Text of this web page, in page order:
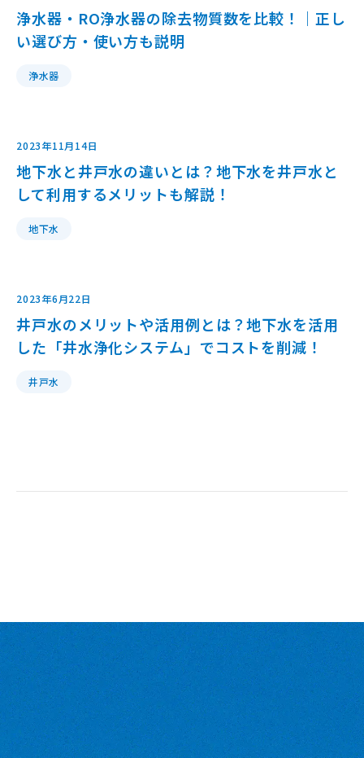
浄水器・RO浄水器の除去物質数を比較！｜正し
い選び方・使い方も説明
浄水器
2023年11月14日
地下水と井戸水の違いとは？地下水を井戸水と
して利用するメリットも解説！
地下水
2023年6月22日
井戸水のメリットや活用例とは？地下水を活用
した「井水浄化システム」でコストを削減！
井戸水